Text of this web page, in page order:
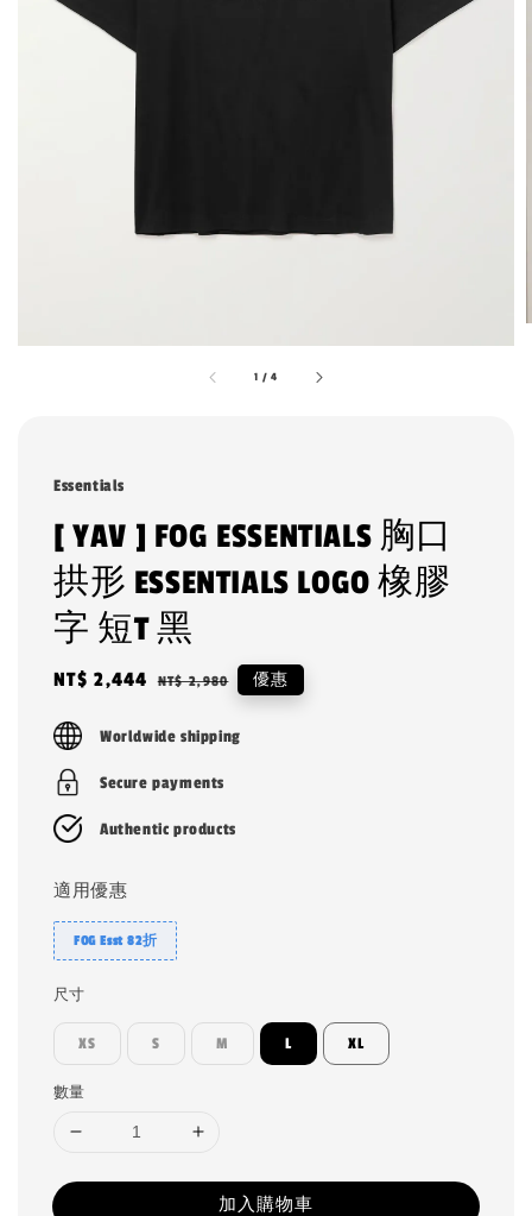
1 /4
Essentials
[ YAV ] FOG ESSENTIALS 胸口
拱形 ESSENTIALS LOGO 橡膠
字 短T 黑
Sale
NT$ 2,444 Regular
NT$ 2,980 優惠
Worldwide shipping
Secure payments
Authentic products
適用優惠
FOG Esst 82折
尺寸
XS S M L XL
數量
加入購物車